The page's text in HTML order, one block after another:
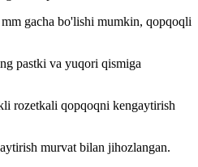
gacha bo'lishi mumkin, qopqoqli
pastki va yuqori qismiga
rozetkali qopqoqni kengaytirish
murvat bilan jihozlangan.